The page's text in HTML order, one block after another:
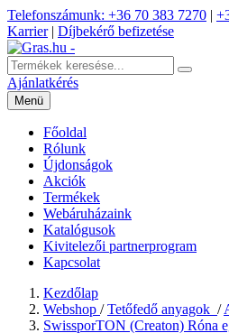
Telefonszámunk: +36 70 383 7270 |
Karrier | Díjbekérő befizetése
Ajánlatkérés
Menü
Főoldal
Rólunk
Újdonságok
Akciók
Termékek
Webáruházaink
Katalógusok
Kivitelezői partnerprogram
Kapcsolat
Kezdőlap
Webshop /Tetőfedő anyagok /
SwissporTON (Creaton) Róna